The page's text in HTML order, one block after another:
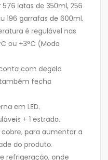
latas de 350ml, 256
196 garrafas de 600ml.
é regulável nas
ou +3°C (Modo
conta com degelo
fecha
em LED.
+ 1 estrado.
para aumentar a
do produto.
refrigeração, onde